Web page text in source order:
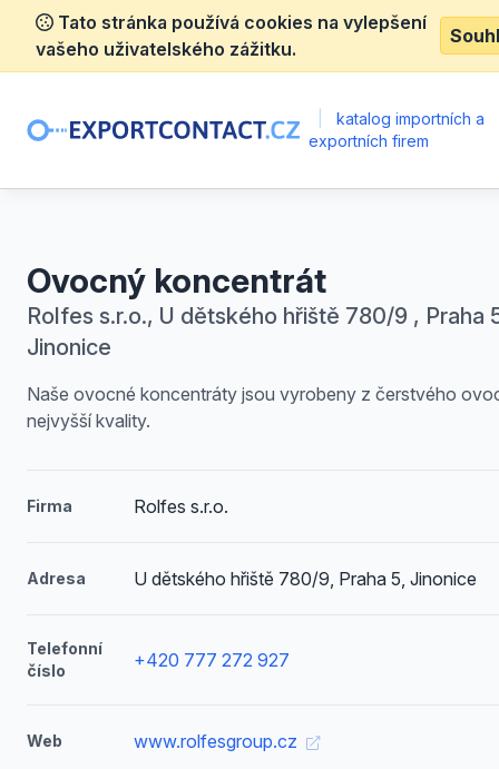
Tato stránka používá cookies na vylepšení
vašeho uživatelského zážitku.
katalog importních a
exportních firem
Ovocný koncentrát
Rolfes s.r.o., U dětského hřiště 780/9 , Praha
Jinonice
Naše ovocné koncentráty jsou vyrobeny z čerstvého
nejvyšší kvality.
Firma Rolfes s.r.o.
Adresa U dětského hřiště 780/9, Praha 5, Jinonice
Telefonní
číslo
+420 777 272 927
Web www.rolfesgroup.cz